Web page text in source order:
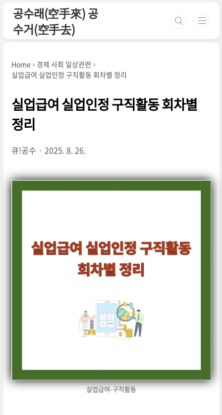
공수래(空手來) 공
수거(空手去)
Home
경제 사회 일상관련
실업급여 실업인정 구직활동 회차별 정리
실업급여 실업인정 구직활동 회차별
정리
큐!공수 2025. 8. 26.
실업급여-구직활동